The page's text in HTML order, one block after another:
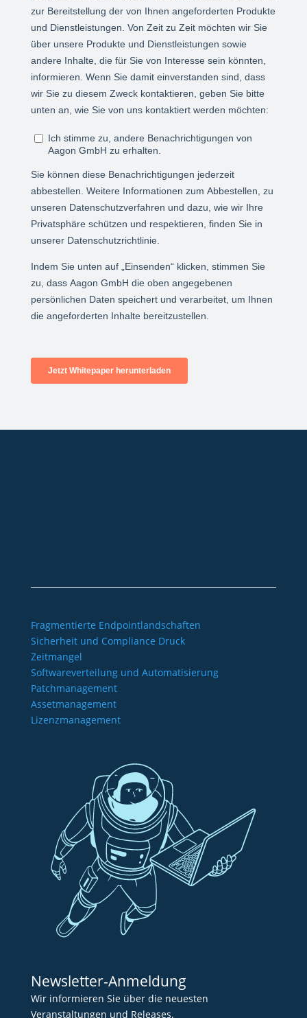
Fragmentierte Endpointlandschaften
Sicherheit und Compliance Druck
Zeitmangel
Softwareverteilung und Automatisierung
Patchmanagement
Assetmanagement
Lizenzmanagement
Newsletter-Anmeldung
Wir informieren Sie über die neuesten
Veranstaltungen und Releases.